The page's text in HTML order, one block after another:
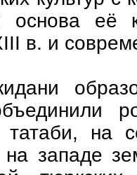
основа её
в. и
на
на западе